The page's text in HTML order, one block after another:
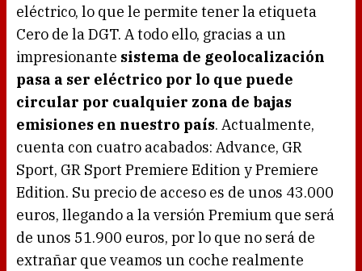
eléctrico, lo que le permite tener la etiqueta
Cero de la DGT. A todo ello, gracias a un
impresionante sistema de geolocalización
pasa a ser eléctrico por lo que puede
circular por cualquier zona de bajas
emisiones en nuestro país. Actualmente,
cuenta con cuatro acabados: Advance, GR
Sport, GR Sport Premiere Edition y Premiere
Edition. Su precio de acceso es de unos 43.000
euros, llegando a la versión Premium que será
de unos 51.900 euros, por lo que no será de
extrañar que veamos un coche realmente